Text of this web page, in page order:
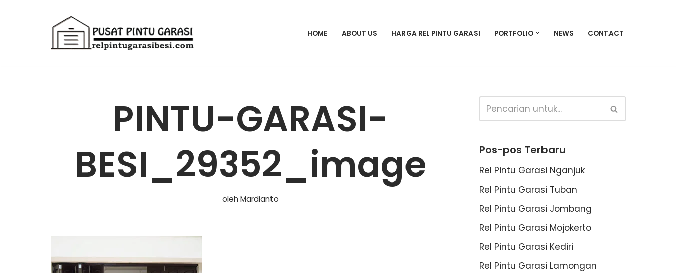
HOME ABOUT US HARGA REL PINTU GARASI PORTFOLIO NEWS CONTACT
PINTU-GARASI-
BESI_29352_image
olehMardianto
Pos-pos Terbaru
Rel Pintu Garasi Nganjuk
Rel Pintu Garasi Tuban
Rel Pintu Garasi Jombang
Rel Pintu Garasi Mojokerto
Rel Pintu Garasi Kediri
Rel Pintu Garasi Lamongan